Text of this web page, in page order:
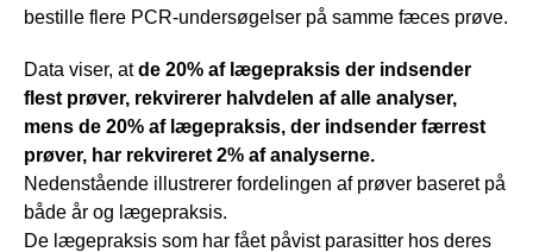
bestille flere PCR-undersøgelser på samme fæces prøve.
Data viser, atde 20% af lægepraksis der indsender
flest prøver, rekvirerer halvdelen af alle analyser,
mens de 20% af lægepraksis, der indsender færrest
prøver, har rekvireret 2% af analyserne.
Nedenstående illustrerer fordelingen af prøver baseret på
både år og lægepraksis.
De lægepraksis som har fået påvist parasitter hos deres